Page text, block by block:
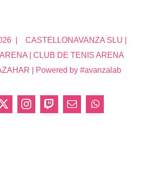
| CASTELLONAVANZA SLU |
| CLUB DE TENIS ARENA
| Powered by #avanzalab
X InstagramTwitchCorreoWhatsApp